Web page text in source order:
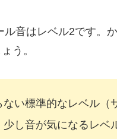
音はレベル2です。
う。
い標準的なレベル（
し音が気になるレベ